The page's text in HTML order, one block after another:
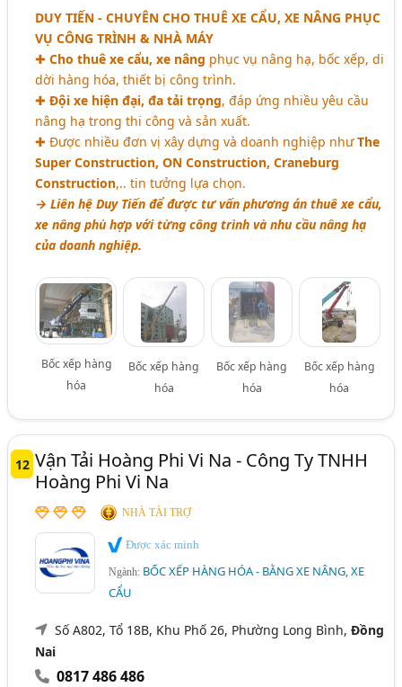
DUY TIẾN - CHUYÊN CHO THUÊ XE CẨU, XE NÂNG PHỤC
VỤ CÔNG TRÌNH & NHÀ MÁY
✚Cho thuê xe cẩu, xe nâng phục vụ nâng hạ, bốc xếp, di
dời hàng hóa, thiết bị công trình.
✚Đội xe hiện đại, đa tải trọng, đáp ứng nhiều yêu cầu
nâng hạ trong thi công và sản xuất.
✚ Được nhiều đơn vị xây dựng và doanh nghiệp nhưThe
Super Construction, ON Construction, Craneburg
Construction,.. tin tưởng lựa chọn.
→ Liên hệ Duy Tiến để được tư vấn phương án thuê xe cẩu,
xe nâng phù hợp với từng công trình và nhu cầu nâng hạ
của doanh nghiệp.
Bốc xếp hàng
hóa
Bốc xếp hàng
hóa
Bốc xếp hàng
hóa
Bốc xếp hàng
hóa
12 Vận Tải Hoàng Phi Vi Na - Công Ty TNHH
Hoàng Phi Vi Na
NHÀ TÀI TRỢ
Được xác minh
Ngành: BỐC XẾP HÀNG HÓA - BẰNG XE NÂNG, XE
CẨU
Số A802, Tổ 18B, Khu Phố 26, Phường Long Bình,Đồng
Nai
0817 486 486